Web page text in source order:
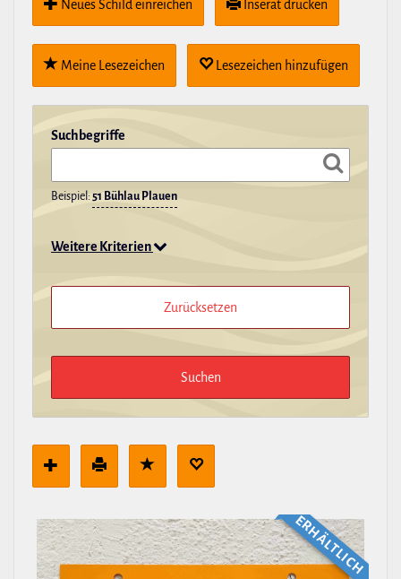
Neues Schild ein­rei­chen Inserat drucken
Meine Lese­zei­chen Lese­zei­chen hin­zu­fügen
Such­be­griffe
Beispiel: 51 Bühlau Plauen
Weitere Kriterien
ERHÄLT­LICH